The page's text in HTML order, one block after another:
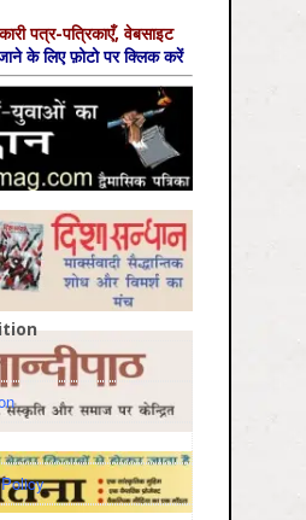
पत्र-पत्रिकाएँ, वेबसाइट
के लिए फ़ोटो पर क्लिक करें